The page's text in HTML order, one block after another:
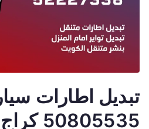
تبديل اطارات